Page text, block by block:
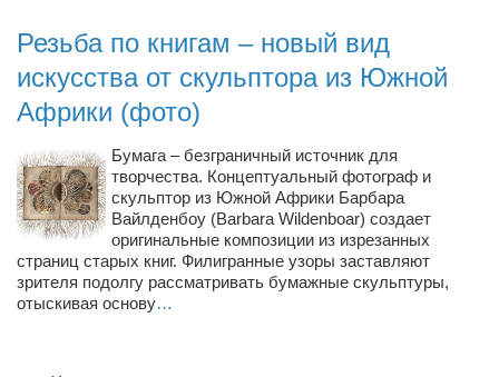
Леонтий Костур
Римма Миленкова
Ирина Проценко
Александр Садовский
Сергей Степанов
Анна Черненко
Марина Фенота
Гостиная
Резьба по книгам – новый вид
искусства от скульптора из Южной
Африки (фото)
Бумага – безграничный источник для
творчества. Концептуальный фотограф и
скульптор из Южной Африки Барбара
Вайлденбоу (Barbara Wildenboar) создает
оригинальные композиции из изрезанных
страниц старых книг. Филигранные узоры заставляют
зрителя подолгу рассматривать бумажные скульптуры,
отыскивая основу…